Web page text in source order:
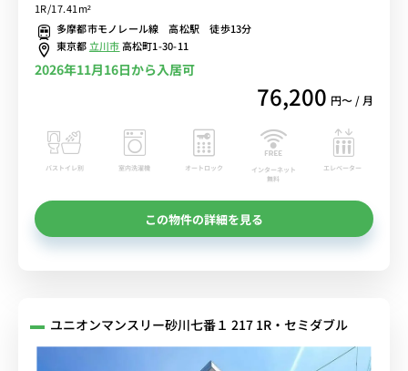
京大学駅までダイレクトアクセス■選べるWi-Fi格安レンタル中！
1R/17.41m²
多摩都市モノレール線 高松駅 徒歩13分
東京都立川市高松町1-30-11
2026年11月16日から入居可
76,200 円〜 / 月
バストイレ別 室内洗濯機 オートロック
インターネット
無料
エレベーター
この物件の詳細を見る
ユニオンマンスリー砂川七番１ 217 1R・セミダブル